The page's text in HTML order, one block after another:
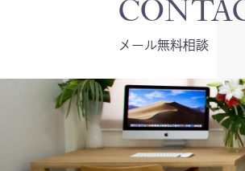
メール無料相談